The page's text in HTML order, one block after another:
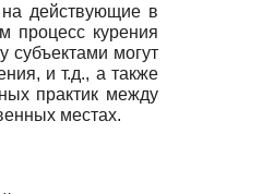
действующие в
процесс курения
могут
и т.д., а также
практик между
местах.